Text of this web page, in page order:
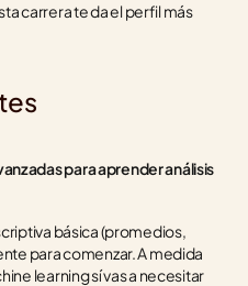
carrera te da el perfil más
para aprender análisis
básica (promedios,
para comenzar. A medida
learning sí vas a necesitar